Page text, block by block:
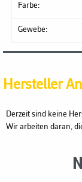
Farbe:
Gewebe:
Hersteller
Derzeit sind keine
Wir arbeiten daran,